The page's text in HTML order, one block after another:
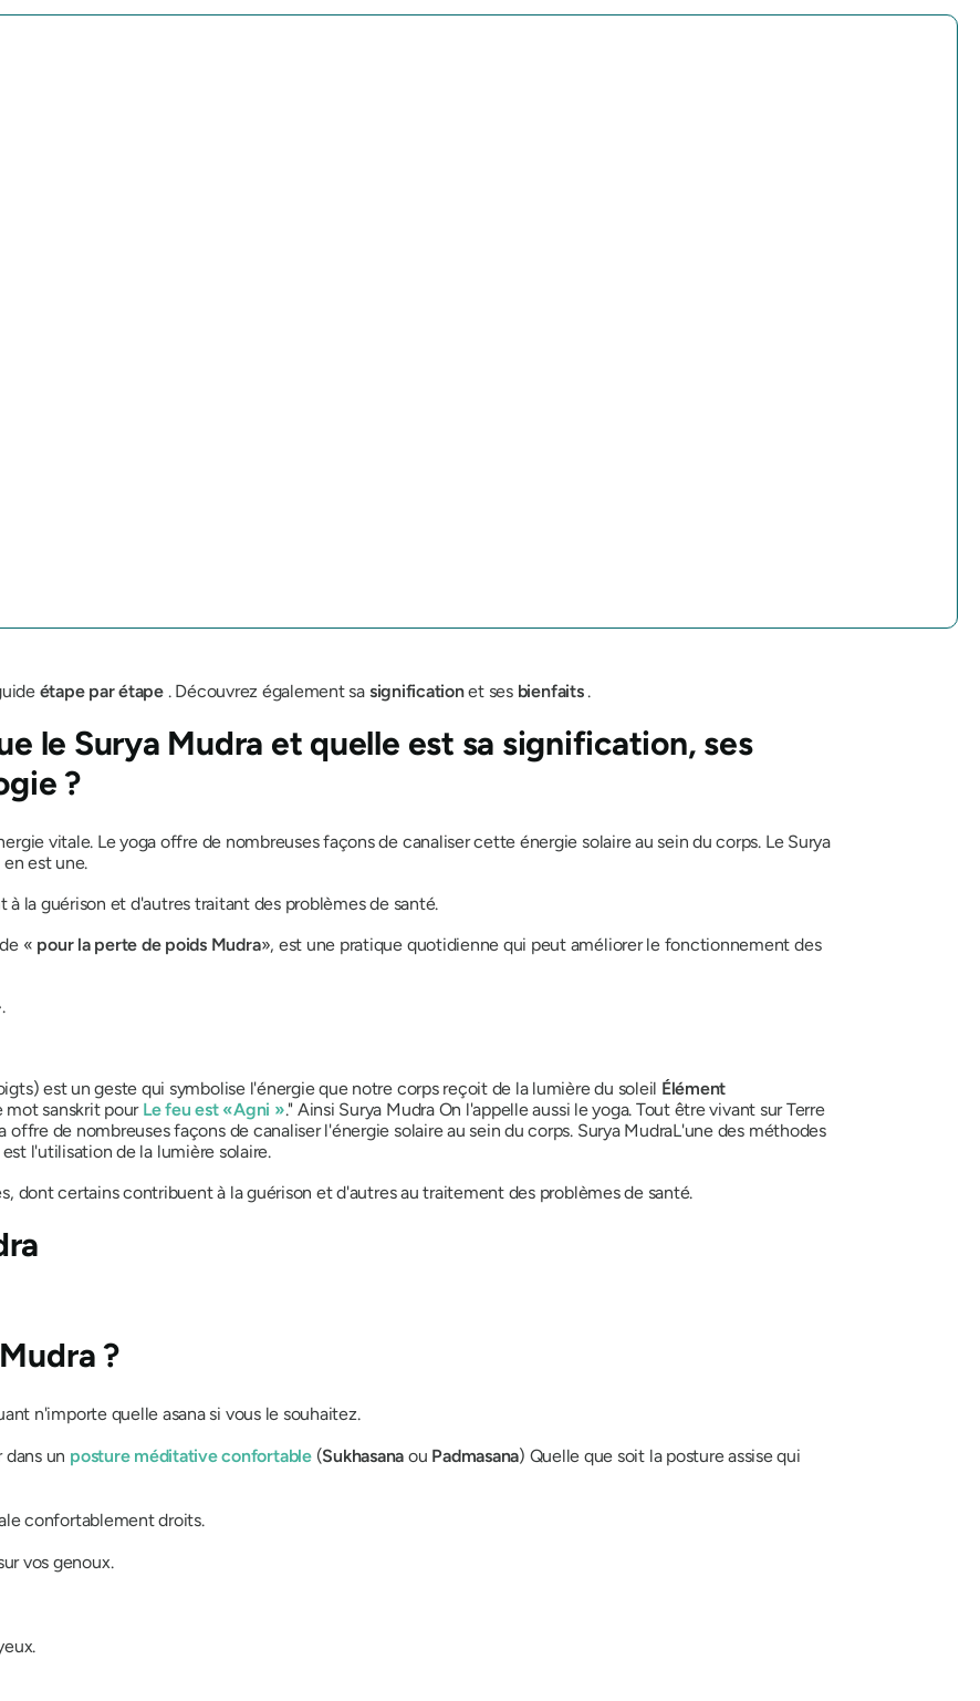
étape par étape. Découvrez également sa significationet ses bienfaits.
le Surya Mudra et quelle est sa signification, ses
?
vitale. Le yoga offre de nombreuses façons de canaliser cette énergie solaire au sein du corps. Le Surya
est une.
la guérison et d'autres traitant des problèmes de santé.
« pour la perte de poids Mudra», est une pratique quotidienne qui peut améliorer le fonctionnement des
est un geste qui symbolise l'énergie que notre corps reçoit de la lumière du soleil Élément
mot sanskrit pour Le feu est «Agni »." Ainsi Surya MudraOn l'appelle aussi le yoga. Tout être vivant sur Terre
de nombreuses façons de canaliser l'énergie solaire au sein du corps. Surya MudraL'une des méthodes
l'utilisation de la lumière solaire.
dont certains contribuent à la guérison et d'autres au traitement des problèmes de santé.
?
n'importe quelle asanasi vous le souhaitez.
dans un posture méditative confortable(Sukhasana ou Padmasana) Quelle que soit la posture assise qui
confortablement droits.
vos genoux.